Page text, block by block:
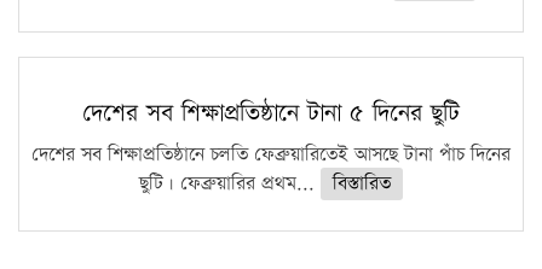
দেশের সব শিক্ষাপ্রতিষ্ঠানে টানা ৫ দিনের ছুটি
দেশের সব শিক্ষাপ্রতিষ্ঠানে চলতি ফেব্রুয়ারিতেই আসছে টানা পাঁচ দিনের
ছুটি। ফেব্রুয়ারির প্রথম...
বিস্তারিত